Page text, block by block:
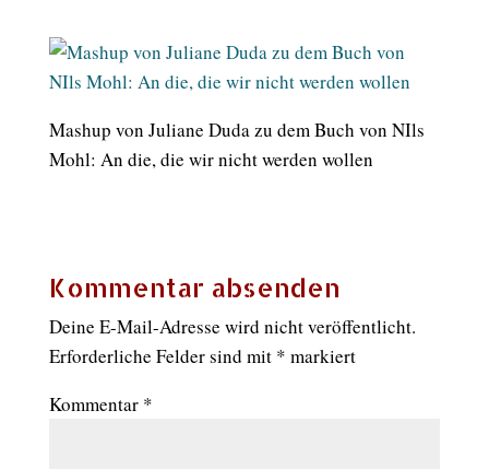
Mashup von Juliane Duda zu dem Buch von NIls
Mohl: An die, die wir nicht werden wollen
Kommentar absenden
Deine E-Mail-Adresse wird nicht veröffentlicht.
Erforderliche Felder sind mit * markiert
Kommentar *